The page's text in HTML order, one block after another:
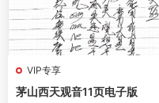
VIP专享
茅山西天观音11页电子版